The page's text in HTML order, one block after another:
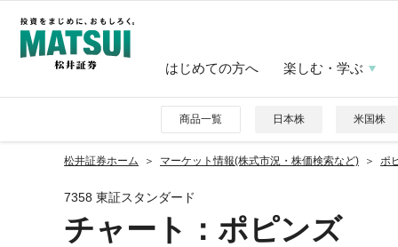
はじめての方へ 楽しむ・学ぶ
商品一覧 日本株 米国株
松井証券ホーム マーケット情報(株式市況・株価検索など) ポ
7358 東証スタンダード
チャート： ポピンズ